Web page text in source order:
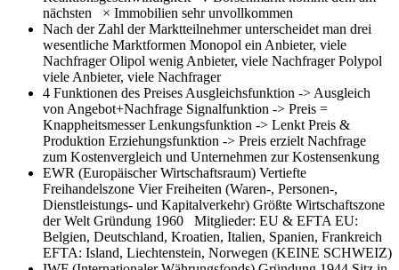
nächsten × Immobilien sehr unvollkommen
Nach der Zahl der Marktteilnehmer unterscheidet man drei
wesentliche Marktformen Monopol ein Anbieter, viele
Nachfrager Olipol wenig Anbieter, viele Nachfrager Polypol
viele Anbieter, viele Nachfrager
4 Funktionen des Preises Ausgleichsfunktion -> Ausgleich
von Angebot+Nachfrage Signalfunktion -> Preis =
Knappheitsmesser Lenkungsfunktion -> Lenkt Preis &
Produktion Erziehungsfunktion -> Preis erzielt Nachfrage
zum Kostenvergleich und Unternehmen zur Kostensenkung
EWR (Europäischer Wirtschaftsraum) Vertiefte
Freihandelszone Vier Freiheiten (Waren-, Personen-,
Dienstleistungs- und Kapitalverkehr) Größte Wirtschaftszone
der Welt Gründung 1960 Mitglieder: EU & EFTA EU:
Belgien, Deutschland, Kroatien, Italien, Spanien, Frankreich
EFTA: Island, Liechtenstein, Norwegen (KEINE SCHWEIZ)